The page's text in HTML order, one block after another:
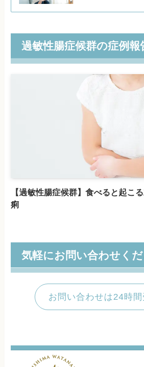
過敏性腸症候群の症例報
【過敏性腸症候群】食べると起こ
痢
気軽にお問い合わせく
お問い合わせは24時間